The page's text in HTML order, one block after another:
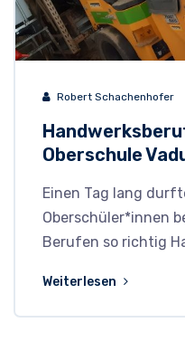
Robert Schachenhofer
Oberschule
Einen Tag lang
Oberschüler*innen
Berufen so richtig
Weiterlesen